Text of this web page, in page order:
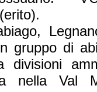
gruppo di
divisioni
nella Val